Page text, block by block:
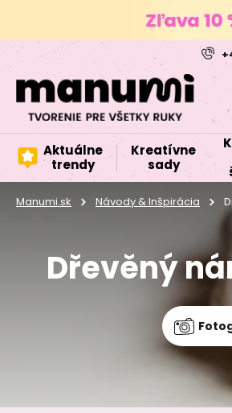
Aktuálne
trendy
Kreatívne
sady
Manumi.sk Návody & Inšpirácia
Dřevěný